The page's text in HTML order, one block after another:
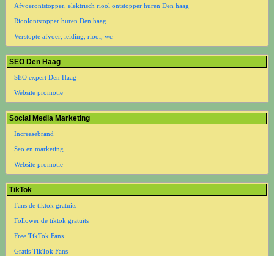
Afvoerontstopper, elektrisch riool ontstopper huren Den haag
Rioolontstopper huren Den haag
Verstopte afvoer, leiding, riool, wc
SEO Den Haag
SEO expert Den Haag
Website promotie
Social Media Marketing
Increasebrand
Seo en marketing
Website promotie
TikTok
Fans de tiktok gratuits
Follower de tiktok gratuits
Free TikTok Fans
Gratis TikTok Fans